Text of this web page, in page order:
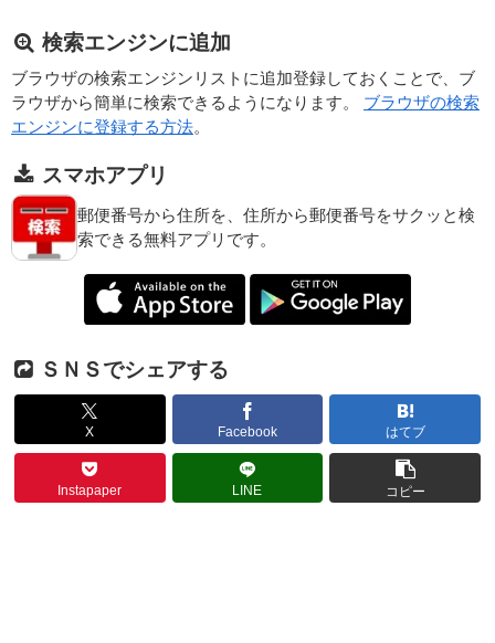
検索エンジンに追加
ブラウザの検索エンジンリストに追加登録しておくことで、ブ
ラウザから簡単に検索できるようになります。 ブラウザの検索
エンジンに登録する方法。
スマホアプリ
郵便番号から住所を、住所から郵便番号をサクッと検
索できる無料アプリです。
ＳＮＳでシェアする
X Facebook はてブ
Instapaper LINE コピー